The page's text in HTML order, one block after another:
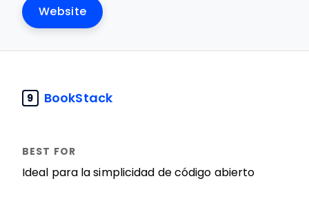
Website
9 BookStack
Ideal para la simplicidad de código abierto